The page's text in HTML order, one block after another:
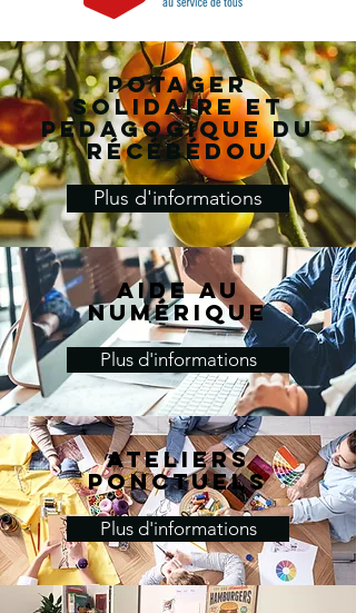
Potager
solidaire et
pedagogique du
Récébédou
Plus d'informations
Aide au
numérique
Plus d'informations
Ateliers
ponctuels
Plus d'informations